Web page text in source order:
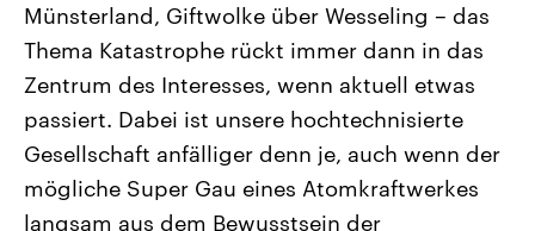
Landtagswahl Sachsen-Anhalt
2026
Alle Informationen
Sachsen-Anhalt wählt am 6.
September 2026 einen neuen
Landtag. Seit 2021 wird das
Bundesland von einer Koalition aus
CDU, SPD und FDP regiert.-
Umfragen, Prognosen,
Wahlprogramme, aktuelle Berichte
Aktuelle Beiträge,
Hintergründe
Wirtschaftlich und
gehören die Vereinigten
den mächtigsten Ländern
mit großem Einfluss auf
aktuelle Weltgeschehen.
Sendungen Programm Podcasts
Münsterland, Giftwolke über Wesseling – das
Thema Katastrophe rückt immer dann in das
Zentrum des Interesses, wenn aktuell etwas
passiert. Dabei ist unsere hochtechnisierte
Gesellschaft anfälliger denn je, auch wenn der
mögliche Super Gau eines Atomkraftwerkes
langsam aus dem Bewusstsein der